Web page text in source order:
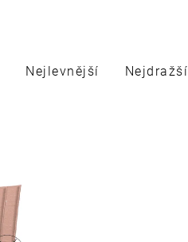
Nejlevnější Nejdražší